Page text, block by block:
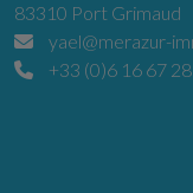
83310 Port Grimaud
yael@merazur-
+33 (0)6 16 67